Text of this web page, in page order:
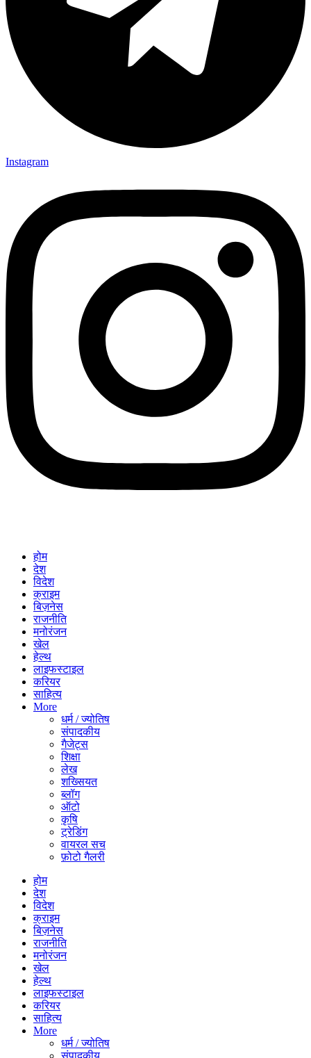
Instagram
होम
देश
विदेश
क्राइम
बिज़नेस
राजनीति
मनोरंजन
खेल
हेल्थ
लाइफस्टाइल
करियर
साहित्य
More
धर्म / ज्योतिष
संपादकीय
गैजेट्स
शिक्षा
लेख
शख्सियत
ब्लॉग
ऑटो
कृषि
ट्रेडिंग
वायरल सच
फ़ोटो गैलरी
होम
देश
विदेश
क्राइम
बिज़नेस
राजनीति
मनोरंजन
खेल
हेल्थ
लाइफस्टाइल
करियर
साहित्य
More
धर्म / ज्योतिष
संपादकीय